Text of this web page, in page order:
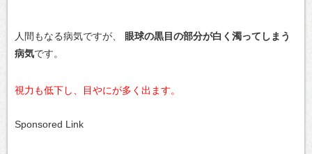
人間もなる病気ですが、
眼球の黒目の部分が白く濁ってしまう
病気です。
視力も低下し、目やにが多く出ます。
Sponsored Link